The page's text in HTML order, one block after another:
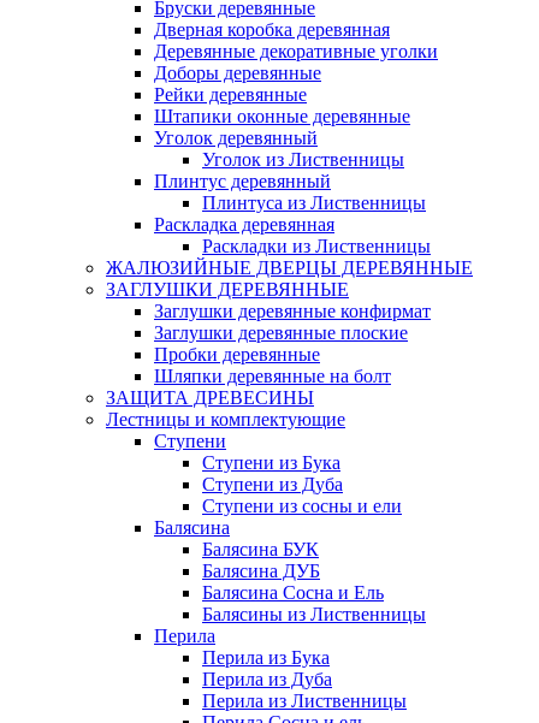
Бруски деревянные
Дверная коробка деревянная
Деревянные декоративные уголки
Доборы деревянные
Рейки деревянные
Штапики оконные деревянные
Уголок деревянный
Уголок из Лиственницы
Плинтус деревянный
Плинтуса из Лиственницы
Раскладка деревянная
Раскладки из Лиственницы
ЖАЛЮЗИЙНЫЕ ДВЕРЦЫ ДЕРЕВЯННЫЕ
ЗАГЛУШКИ ДЕРЕВЯННЫЕ
Заглушки деревянные конфирмат
Заглушки деревянные плоские
Пробки деревянные
Шляпки деревянные на болт
ЗАЩИТА ДРЕВЕСИНЫ
Лестницы и комплектующие
Ступени
Ступени из Бука
Ступени из Дуба
Ступени из сосны и ели
Балясина
Балясина БУК
Балясина ДУБ
Балясина Сосна и Ель
Балясины из Лиственницы
Перила
Перила из Бука
Перила из Дуба
Перила из Лиственницы